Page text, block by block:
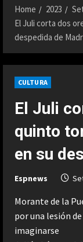
Home 2023
El Juli corta dos
despedida de
CULTURA
El Juli
quinto
en su
Espnews
Morante de la
por una lesión
imaginarse